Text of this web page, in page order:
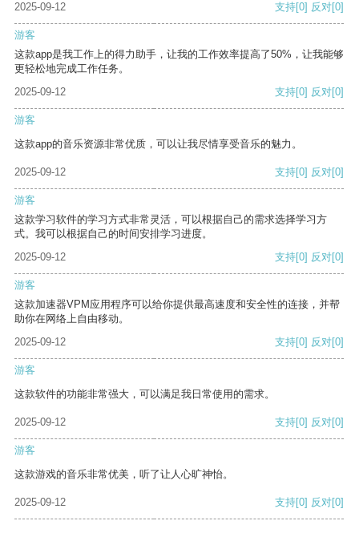
2025-09-12
支持[0] 反对[0]
游客
这款app是我工作上的得力助手，让我的工作效率提高了50%，让我能够
更轻松地完成工作任务。
2025-09-12
支持[0] 反对[0]
游客
这款app的音乐资源非常优质，可以让我尽情享受音乐的魅力。
2025-09-12 支持[0] 反对[0]
游客
这款学习软件的学习方式非常灵活，可以根据自己的需求选择学习方
式。我可以根据自己的时间安排学习进度。
2025-09-12
支持[0] 反对[0]
游客
这款加速器VPM应用程序可以给你提供最高速度和安全性的连接，并帮
助你在网络上自由移动。
2025-09-12
支持[0] 反对[0]
游客
这款软件的功能非常强大，可以满足我日常使用的需求。
2025-09-12 支持[0] 反对[0]
游客
这款游戏的音乐非常优美，听了让人心旷神怡。
2025-09-12 支持[0] 反对[0]